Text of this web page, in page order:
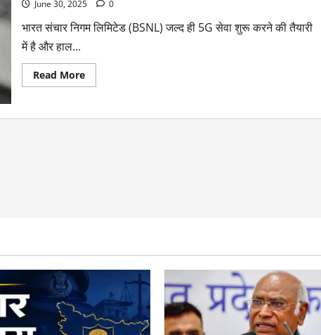
June 30, 2025 0
भारत संचार निगम लिमिटेड (BSNL) जल्द ही 5G सेवा शुरू करने की तैयारी
में है और हाल...
Read More